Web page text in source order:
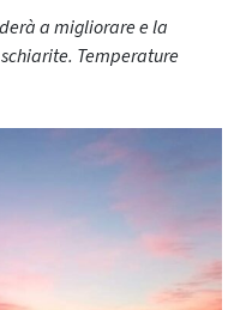
a migliorare e la
Temperature